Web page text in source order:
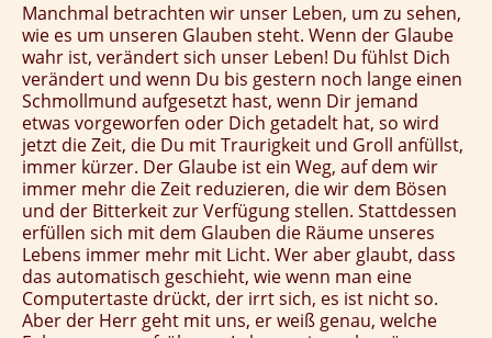
Manchmal betrachten wir unser Leben, um zu sehen,
wie es um unseren Glauben steht. Wenn der Glaube
wahr ist, verändert sich unser Leben! Du fühlst Dich
verändert und wenn Du bis gestern noch lange einen
Schmollmund aufgesetzt hast, wenn Dir jemand
etwas vorgeworfen oder Dich getadelt hat, so wird
jetzt die Zeit, die Du mit Traurigkeit und Groll anfüllst,
immer kürzer. Der Glaube ist ein Weg, auf dem wir
immer mehr die Zeit reduzieren, die wir dem Bösen
und der Bitterkeit zur Verfügung stellen. Stattdessen
erfüllen sich mit dem Glauben die Räume unseres
Lebens immer mehr mit Licht. Wer aber glaubt, dass
das automatisch geschieht, wie wenn man eine
Computertaste drückt, der irrt sich, es ist nicht so.
Aber der Herr geht mit uns, er weiß genau, welche